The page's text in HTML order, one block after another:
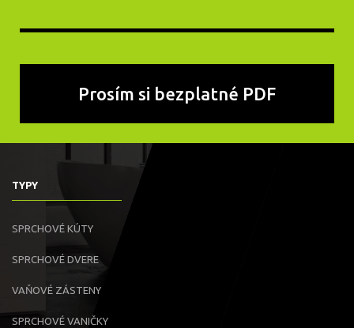
TYPY
SPRCHOVÉ KÚTY
SPRCHOVÉ DVERE
VAŇOVÉ ZÁSTENY
SPRCHOVÉ VANIČKY